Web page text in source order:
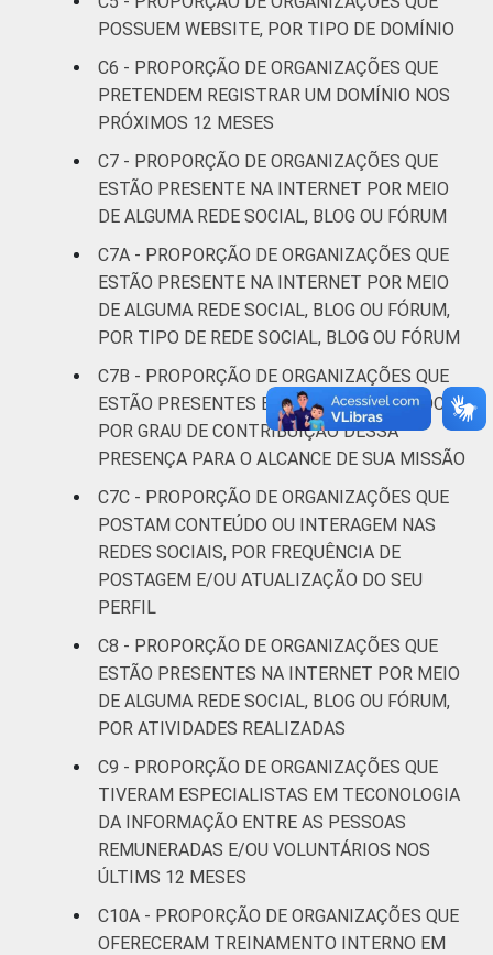
Saúde e
assistência
social
24
Outros
Base: 1336 organizações que declararam
acessar a Internet e estar presente na
Internet por meio de alguma rede social
online, com 0 ou mais pessoas remuneradas.
Dados coletados entre. Respostas
estimuladas.
Fonte: NIC.br - out 2013 / abr 2014
POSSUEM WEBSITE, POR TIPO DE DOMÍNIO
C6 - PROPORÇÃO DE ORGANIZAÇÕES QUE
PRETENDEM REGISTRAR UM DOMÍNIO NOS
PRÓXIMOS 12 MESES
C7 - PROPORÇÃO DE ORGANIZAÇÕES QUE
ESTÃO PRESENTE NA INTERNET POR MEIO
DE ALGUMA REDE SOCIAL, BLOG OU FÓRUM
C7A - PROPORÇÃO DE ORGANIZAÇÕES QUE
ESTÃO PRESENTE NA INTERNET POR MEIO
DE ALGUMA REDE SOCIAL, BLOG OU FÓRUM,
POR TIPO DE REDE SOCIAL, BLOG OU FÓRUM
C7B - PROPORÇÃO DE ORGANIZAÇÕES QUE
ESTÃO PRESENTES EM ALGUMA REDE SOCIAL
POR GRAU DE CONTRIBUIÇÃO DESSA
PRESENÇA PARA O ALCANCE DE SUA MISSÃO
C7C - PROPORÇÃO DE ORGANIZAÇÕES QUE
POSTAM CONTEÚDO OU INTERAGEM NAS
REDES SOCIAIS, POR FREQUÊNCIA DE
POSTAGEM E/OU ATUALIZAÇÃO DO SEU
PERFIL
C8 - PROPORÇÃO DE ORGANIZAÇÕES QUE
ESTÃO PRESENTES NA INTERNET POR MEIO
DE ALGUMA REDE SOCIAL, BLOG OU FÓRUM,
POR ATIVIDADES REALIZADAS
C9 - PROPORÇÃO DE ORGANIZAÇÕES QUE
TIVERAM ESPECIALISTAS EM TECONOLOGIA
DA INFORMAÇÃO ENTRE AS PESSOAS
REMUNERADAS E/OU VOLUNTÁRIOS NOS
ÚLTIMS 12 MESES
C10A - PROPORÇÃO DE ORGANIZAÇÕES QUE
OFERECERAM TREINAMENTO INTERNO EM